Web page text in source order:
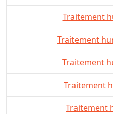
Traitement
Traitement
Traitement
Traitement
Traitement